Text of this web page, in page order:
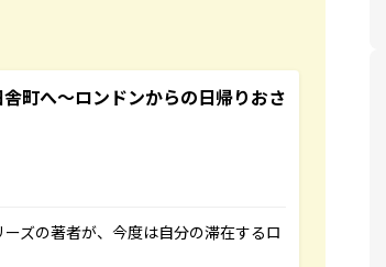
町へ～ロンドンからの日帰りおさ
ズの著者が、今度は自分の滞在するロ